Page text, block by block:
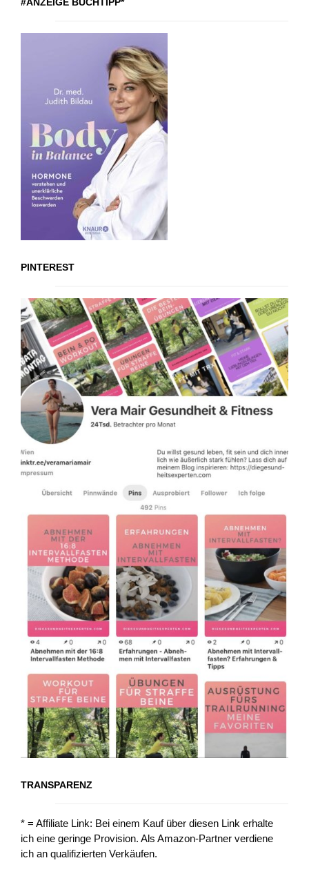
#ANZEIGE BUCHTIPP*
PINTEREST
TRANSPARENZ
* = Affiliate Link: Bei einem Kauf über diesen Link erhalte
ich eine geringe Provision. Als Amazon-Partner verdiene
ich an qualifizierten Verkäufen.